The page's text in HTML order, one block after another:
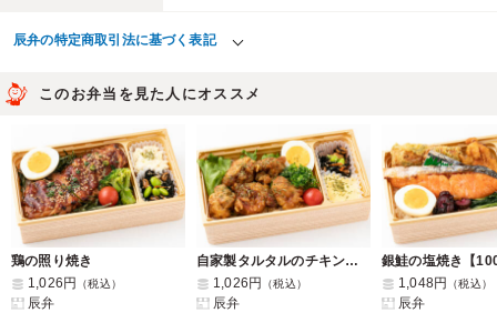
辰弁の特定商取引法に基づく表記
このお弁当を見た人にオススメ
鶏の照り焼き
1,026円
（税込）
辰弁
自家製タルタルのチキン南蛮
1,026円
（税込）
辰弁
1,048円 （税込）
辰弁